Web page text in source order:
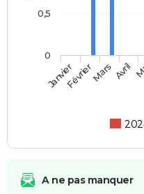
JanvierFévrierMars Avril
0
0,5
A ne pas manquer